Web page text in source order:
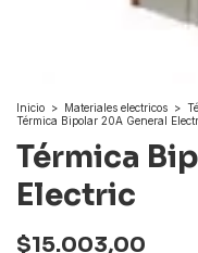
Inicio > Materiales electricos >
Térmica Bipolar 20A General
Térmica
Electric
$15.003,00